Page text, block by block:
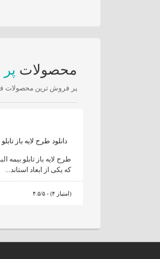
محصولات
پر فروش ترین محصولات
دانلود طرح لایه باز
که یکی از ابعاد استاند...
۴.۵/۵ - (۴ امتیاز)